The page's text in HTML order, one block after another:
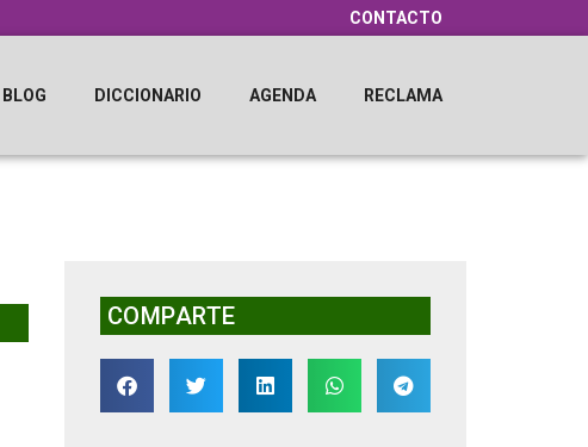
CONTACTO
BLOG DICCIONARIO AGENDA RECLAMA
COMPARTE